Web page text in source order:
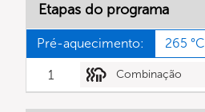
Etapas do programa
Pré-aquecimento: 265 °C
1 Combinação